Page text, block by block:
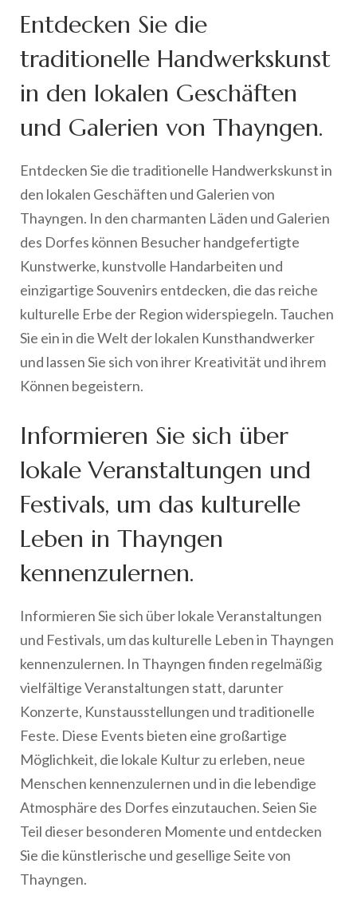
Entdecken Sie die
traditionelle Handwerkskunst
in den lokalen Geschäften
und Galerien von Thayngen.
Entdecken Sie die traditionelle Handwerkskunst in
den lokalen Geschäften und Galerien von
Thayngen. In den charmanten Läden und Galerien
des Dorfes können Besucher handgefertigte
Kunstwerke, kunstvolle Handarbeiten und
einzigartige Souvenirs entdecken, die das reiche
kulturelle Erbe der Region widerspiegeln. Tauchen
Sie ein in die Welt der lokalen Kunsthandwerker
und lassen Sie sich von ihrer Kreativität und ihrem
Können begeistern.
Informieren Sie sich über
lokale Veranstaltungen und
Festivals, um das kulturelle
Leben in Thayngen
kennenzulernen.
Informieren Sie sich über lokale Veranstaltungen
und Festivals, um das kulturelle Leben in Thayngen
kennenzulernen. In Thayngen finden regelmäßig
vielfältige Veranstaltungen statt, darunter
Konzerte, Kunstausstellungen und traditionelle
Feste. Diese Events bieten eine großartige
Möglichkeit, die lokale Kultur zu erleben, neue
Menschen kennenzulernen und in die lebendige
Atmosphäre des Dorfes einzutauchen. Seien Sie
Teil dieser besonderen Momente und entdecken
Sie die künstlerische und gesellige Seite von
Thayngen.